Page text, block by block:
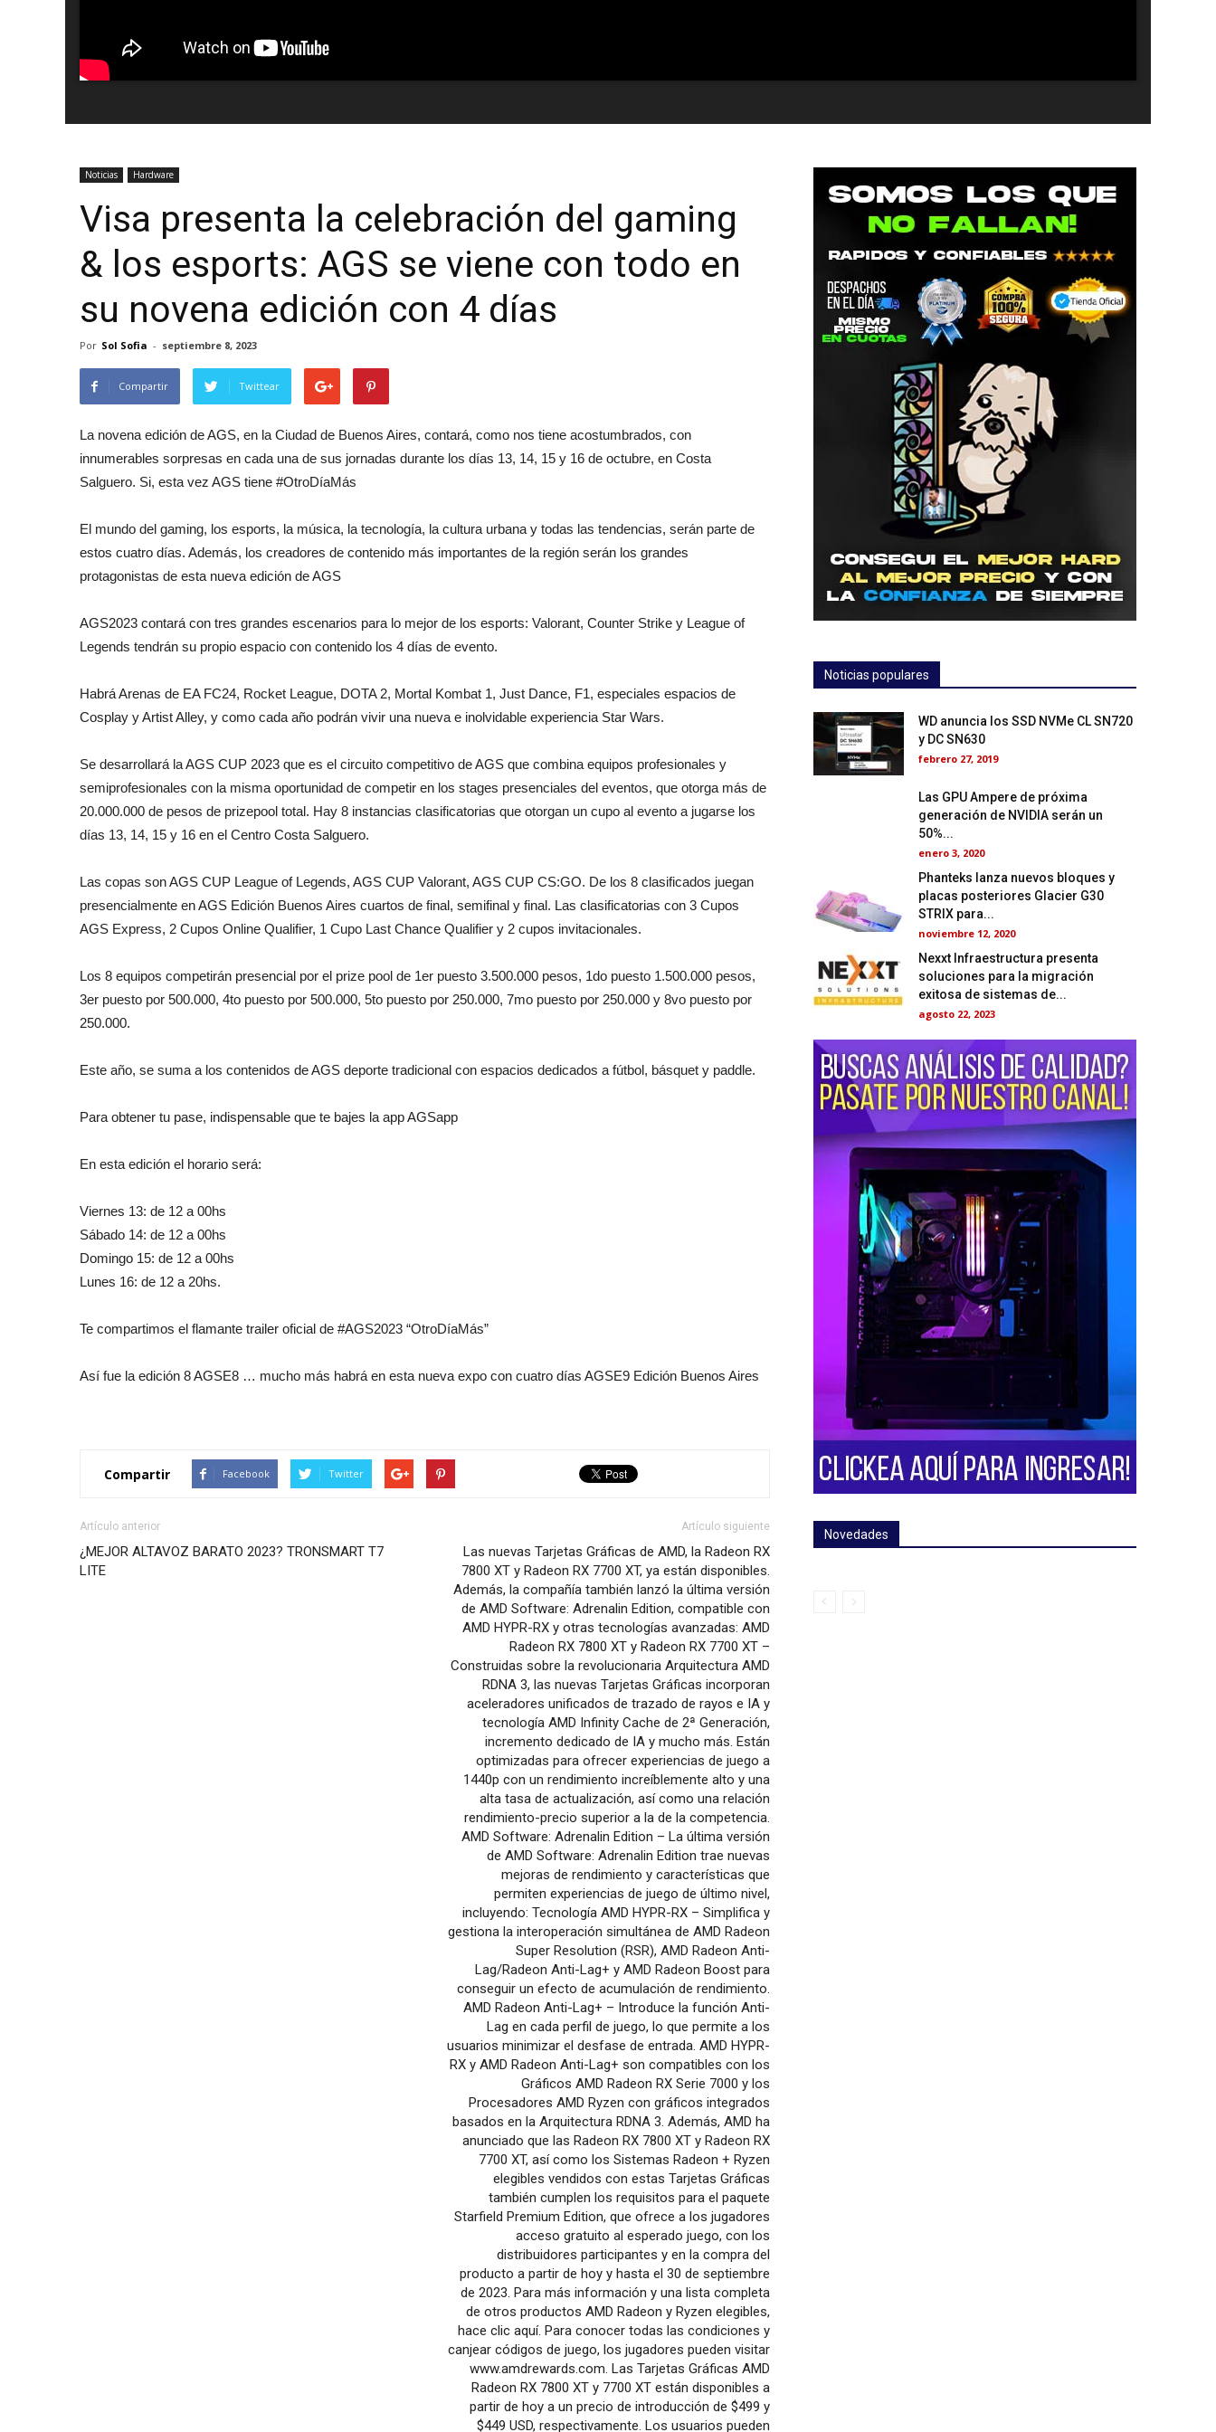
Noticias Hardware
Visa presenta la celebración del gaming
& los esports: AGS se viene con todo en
su novena edición con 4 días
Por Sol Sofia - septiembre 8, 2023
Compartir Twittear
La novena edición de AGS, en la Ciudad de Buenos Aires, contará, como nos tiene acostumbrados, con
innumerables sorpresas en cada una de sus jornadas durante los días 13, 14, 15 y 16 de octubre, en Costa
Salguero. Si, esta vez AGS tiene #OtroDíaMás
El mundo del gaming, los esports, la música, la tecnología, la cultura urbana y todas las tendencias, serán parte de
estos cuatro días. Además, los creadores de contenido más importantes de la región serán los grandes
protagonistas de esta nueva edición de AGS
AGS2023 contará con tres grandes escenarios para lo mejor de los esports: Valorant, Counter Strike y League of
Legends tendrán su propio espacio con contenido los 4 días de evento.
Habrá Arenas de EA FC24, Rocket League, DOTA 2, Mortal Kombat 1, Just Dance, F1, especiales espacios de
Cosplay y Artist Alley, y como cada año podrán vivir una nueva e inolvidable experiencia Star Wars.
Se desarrollará la AGS CUP 2023 que es el circuito competitivo de AGS que combina equipos profesionales y
semiprofesionales con la misma oportunidad de competir en los stages presenciales del eventos, que otorga más de
20.000.000 de pesos de prizepool total. Hay 8 instancias clasificatorias que otorgan un cupo al evento a jugarse los
días 13, 14, 15 y 16 en el Centro Costa Salguero.
Las copas son AGS CUP League of Legends, AGS CUP Valorant, AGS CUP CS:GO. De los 8 clasificados juegan
presencialmente en AGS Edición Buenos Aires cuartos de final, semifinal y final. Las clasificatorias con 3 Cupos
AGS Express, 2 Cupos Online Qualifier, 1 Cupo Last Chance Qualifier y 2 cupos invitacionales.
Los 8 equipos competirán presencial por el prize pool de 1er puesto 3.500.000 pesos, 1do puesto 1.500.000 pesos,
3er puesto por 500.000, 4to puesto por 500.000, 5to puesto por 250.000, 7mo puesto por 250.000 y 8vo puesto por
250.000.
Este año, se suma a los contenidos de AGS deporte tradicional con espacios dedicados a fútbol, básquet y paddle.
Para obtener tu pase, indispensable que te bajes la app AGSapp
En esta edición el horario será:
Viernes 13: de 12 a 00hs
Sábado 14: de 12 a 00hs
Domingo 15: de 12 a 00hs
Lunes 16: de 12 a 20hs.
Te compartimos el flamante trailer oficial de #AGS2023 “OtroDíaMás”
Así fue la edición 8 AGSE8 … mucho más habrá en esta nueva expo con cuatro días AGSE9 Edición Buenos Aires
Compartir Facebook Twitter
Artículo anterior
¿MEJOR ALTAVOZ BARATO 2023? TRONSMART T7
LITE
Artículo siguiente
Las nuevas Tarjetas Gráficas de AMD, la Radeon RX
7800 XT y Radeon RX 7700 XT, ya están disponibles.
Además, la compañía también lanzó la última versión
de AMD Software: Adrenalin Edition, compatible con
AMD HYPR-RX y otras tecnologías avanzadas: AMD
Radeon RX 7800 XT y Radeon RX 7700 XT –
Construidas sobre la revolucionaria Arquitectura AMD
RDNA 3, las nuevas Tarjetas Gráficas incorporan
aceleradores unificados de trazado de rayos e IA y
tecnología AMD Infinity Cache de 2ª Generación,
incremento dedicado de IA y mucho más. Están
optimizadas para ofrecer experiencias de juego a
1440p con un rendimiento increíblemente alto y una
alta tasa de actualización, así como una relación
rendimiento-precio superior a la de la competencia.
AMD Software: Adrenalin Edition – La última versión
de AMD Software: Adrenalin Edition trae nuevas
mejoras de rendimiento y características que
permiten experiencias de juego de último nivel,
incluyendo: Tecnología AMD HYPR-RX – Simplifica y
gestiona la interoperación simultánea de AMD Radeon
Super Resolution (RSR), AMD Radeon Anti-
Lag/Radeon Anti-Lag+ y AMD Radeon Boost para
conseguir un efecto de acumulación de rendimiento.
AMD Radeon Anti-Lag+ – Introduce la función Anti-
Lag en cada perfil de juego, lo que permite a los
usuarios minimizar el desfase de entrada. AMD HYPR-
RX y AMD Radeon Anti-Lag+ son compatibles con los
Gráficos AMD Radeon RX Serie 7000 y los
Procesadores AMD Ryzen con gráficos integrados
basados en la Arquitectura RDNA 3. Además, AMD ha
anunciado que las Radeon RX 7800 XT y Radeon RX
7700 XT, así como los Sistemas Radeon + Ryzen
elegibles vendidos con estas Tarjetas Gráficas
también cumplen los requisitos para el paquete
Starfield Premium Edition, que ofrece a los jugadores
acceso gratuito al esperado juego, con los
distribuidores participantes y en la compra del
producto a partir de hoy y hasta el 30 de septiembre
de 2023. Para más información y una lista completa
de otros productos AMD Radeon y Ryzen elegibles,
hace clic aquí. Para conocer todas las condiciones y
canjear códigos de juego, los jugadores pueden visitar
www.amdrewards.com. Las Tarjetas Gráficas AMD
Radeon RX 7800 XT y 7700 XT están disponibles a
partir de hoy a un precio de introducción de $499 y
$449 USD, respectivamente. Los usuarios pueden
Noticias populares
WD anuncia los SSD NVMe CL SN720
y DC SN630
febrero 27, 2019
Las GPU Ampere de próxima
generación de NVIDIA serán un
50%...
enero 3, 2020
Phanteks lanza nuevos bloques y
placas posteriores Glacier G30
STRIX para...
noviembre 12, 2020
Nexxt Infraestructura presenta
soluciones para la migración
exitosa de sistemas de...
agosto 22, 2023
Novedades